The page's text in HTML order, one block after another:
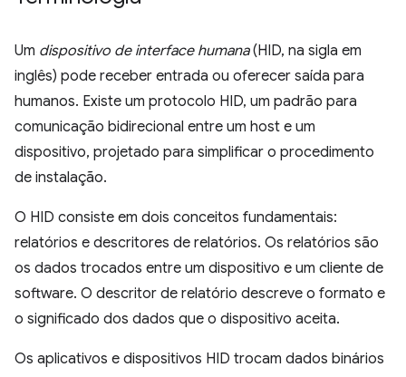
Um dispositivo de interface humana(HID, na sigla em
inglês) pode receber entrada ou oferecer saída para
humanos. Existe um protocolo HID, um padrão para
comunicação bidirecional entre um host e um
dispositivo, projetado para simplificar o procedimento
de instalação.
O HID consiste em dois conceitos fundamentais:
relatórios e descritores de relatórios. Os relatórios são
os dados trocados entre um dispositivo e um cliente de
software. O descritor de relatório descreve o formato e
o significado dos dados que o dispositivo aceita.
Os aplicativos e dispositivos HID trocam dados binários